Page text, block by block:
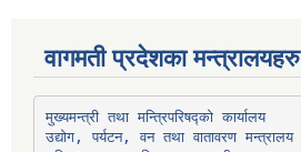
वागमती प्रदेशका मन्त्रालयहरु
मुख्यमन्त्री तथा मन्त्रिपरिषद्को कार्यालय
उद्योग, पर्यटन, वन तथा वातावरण मन्त्रालय